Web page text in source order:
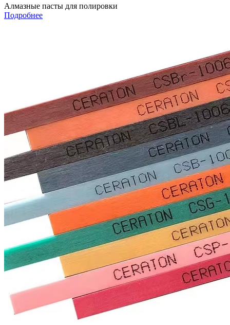
Алмазные пасты для полировки
Подробнее